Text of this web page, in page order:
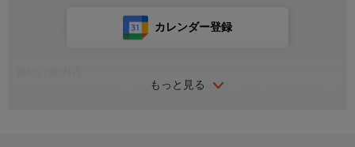
もっと見る
カレンダー登録
7月に発売予定の「ザ・タカラヅカIX 月組」より、撮影風景や、